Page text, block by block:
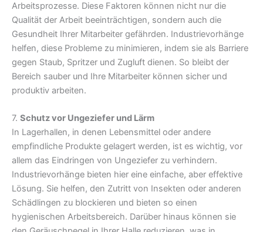
Arbeitsprozesse. Diese Faktoren können nicht nur die
Qualität der Arbeit beeinträchtigen, sondern auch die
Gesundheit Ihrer Mitarbeiter gefährden. Industrievorhänge
helfen, diese Probleme zu minimieren, indem sie als Barriere
gegen Staub, Spritzer und Zugluft dienen. So bleibt der
Bereich sauber und Ihre Mitarbeiter können sicher und
produktiv arbeiten.
7. Schutz vor Ungeziefer und Lärm
In Lagerhallen, in denen Lebensmittel oder andere
empfindliche Produkte gelagert werden, ist es wichtig, vor
allem das Eindringen von Ungeziefer zu verhindern.
Industrievorhänge bieten hier eine einfache, aber effektive
Lösung. Sie helfen, den Zutritt von Insekten oder anderen
Schädlingen zu blockieren und bieten so einen
hygienischen Arbeitsbereich. Darüber hinaus können sie